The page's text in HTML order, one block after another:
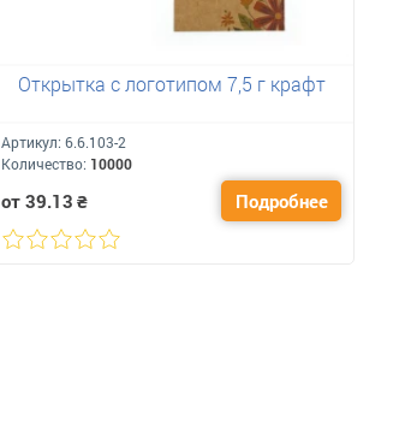
Открытка с логотипом 7,5 г крафт
Артикул: 6.6.103-2
Количество: 10000
от 39.13 ₴ Подробнее